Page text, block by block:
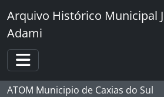
Skip to main content
Arquivo Histórico Municipal
Adami
Toggle navigation
ATOM Municipio de Caxias do Sul